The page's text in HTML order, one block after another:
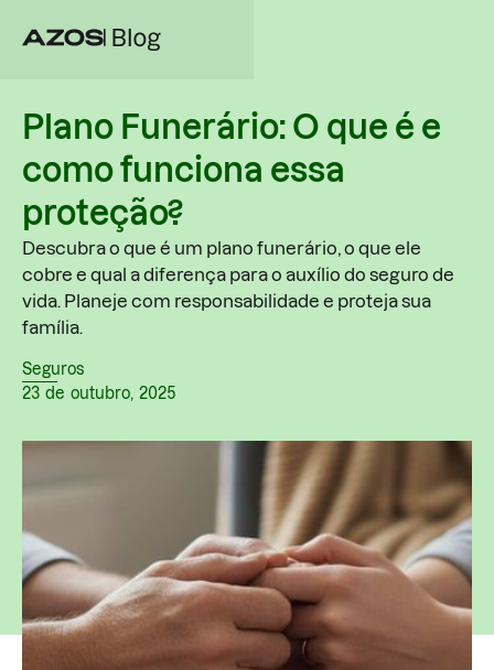
Plano Funerário: O que é e
como funciona essa
proteção?
Descubra o que é um plano funerário, o que ele
cobre e qual a diferença para o auxílio do seguro de
vida. Planeje com responsabilidade e proteja sua
família.
Seguros
23 de outubro, 2025